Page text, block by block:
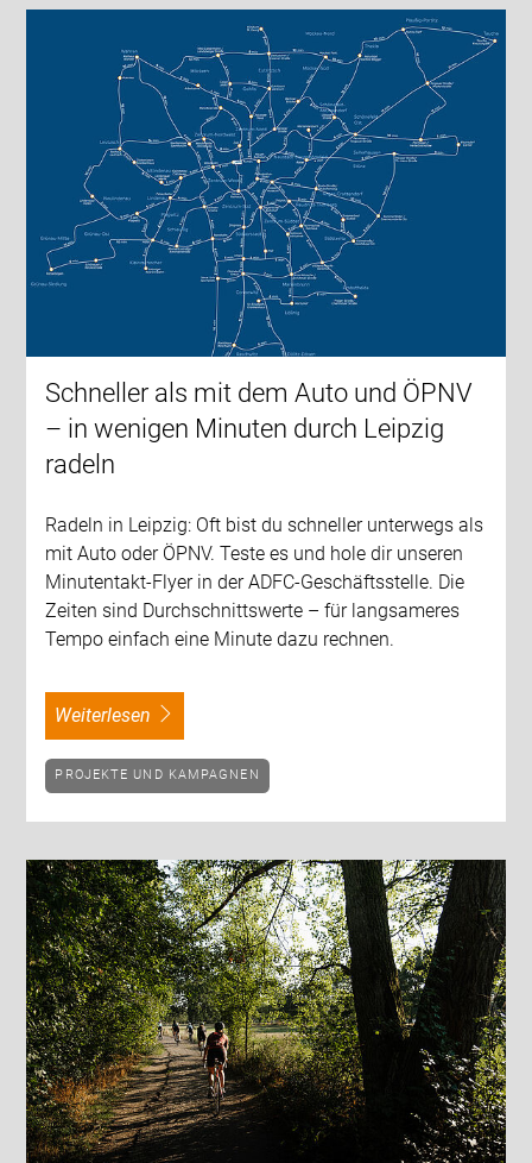
Schneller als mit dem Auto und ÖPNV
– in wenigen Minuten durch Leipzig
radeln
Radeln in Leipzig: Oft bist du schneller unterwegs als
mit Auto oder ÖPNV. Teste es und hole dir unseren
Minutentakt-Flyer in der ADFC-Geschäftsstelle. Die
Zeiten sind Durchschnittswerte – für langsameres
Tempo einfach eine Minute dazu rechnen.
weiterlesen
PROJEKTE UND KAMPAGNEN